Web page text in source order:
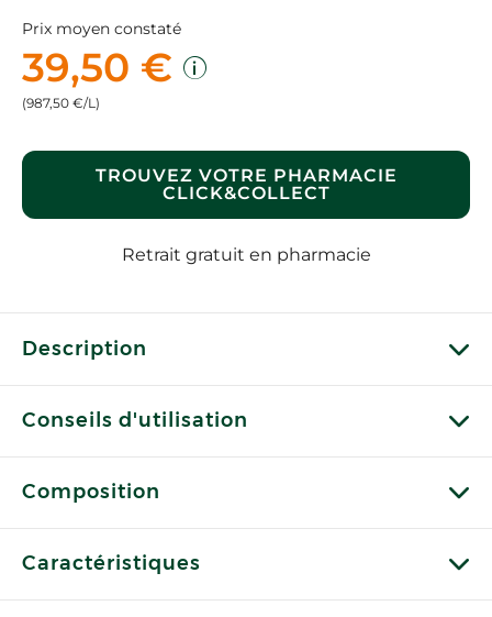
Prix moyen constaté
39,50 €
(987,50 €/L)
TROUVEZ VOTRE PHARMACIE
CLICK&COLLECT
Retrait gratuit en pharmacie
Description
Conseils d'utilisation
Composition
Caractéristiques